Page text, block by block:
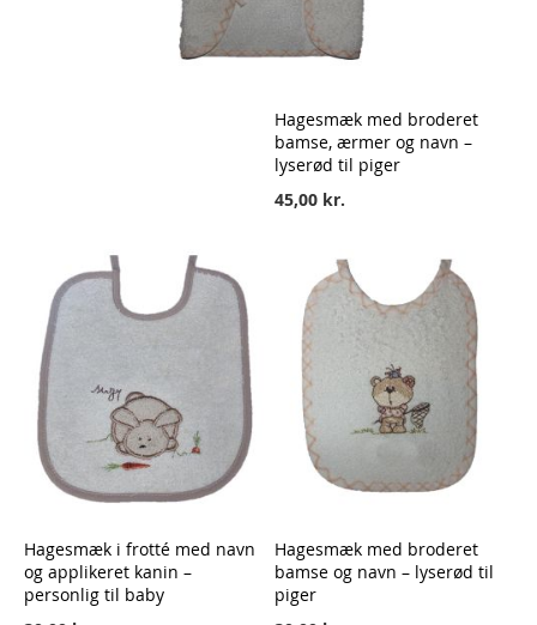
Hagesmæk med broderet
bamse, ærmer og navn –
lyserød til piger
45,00 kr.
Hagesmæk i frotté med navn
og applikeret kanin –
personlig til baby
Hagesmæk med broderet
bamse og navn – lyserød til
piger